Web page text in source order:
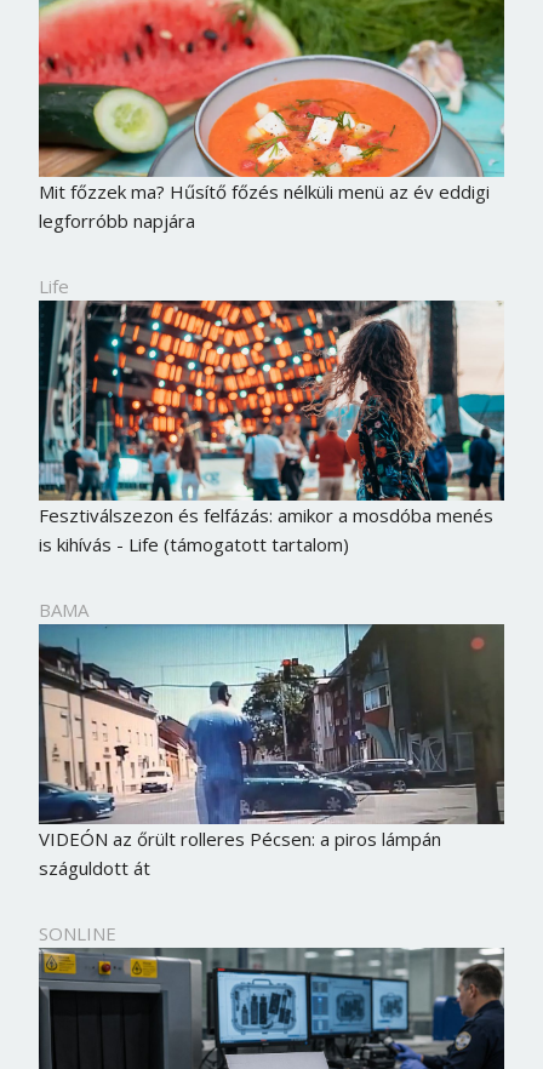
Mit főzzek ma? Hűsítő főzés nélküli menü az év eddigi
legforróbb napjára
Life
Fesztiválszezon és felfázás: amikor a mosdóba menés
is kihívás - Life (támogatott tartalom)
BAMA
VIDEÓN az őrült rolleres Pécsen: a piros lámpán
száguldott át
SONLINE
Jelszó
Mégse Bejelentkezés